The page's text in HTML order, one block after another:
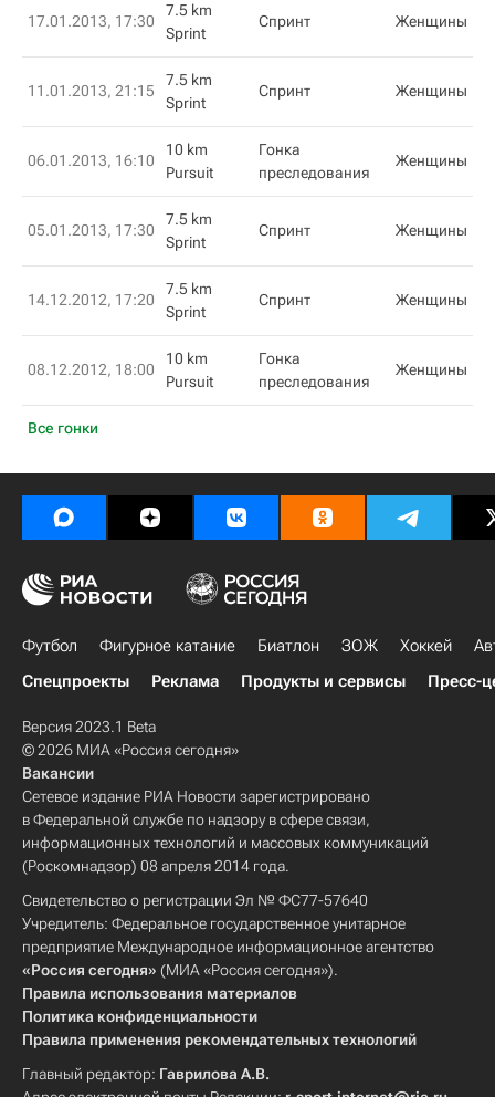
Все гонки
17.01.2013, 17:30
7.5 km
Sprint
Спринт Женщины
11.01.2013, 21:15
7.5 km
Sprint
Спринт Женщины
06.01.2013, 16:10
10 km
Pursuit
Гонка
преследования
Женщины
05.01.2013, 17:30
7.5 km
Sprint
Спринт Женщины
14.12.2012, 17:20
7.5 km
Sprint
Спринт Женщины
08.12.2012, 18:00
10 km
Pursuit
Гонка
преследования
Женщины
Футбол Фигурное катание Биатлон ЗОЖ Хоккей
Спецпроекты
Реклама Продукты и сервисы Пресс-
Версия 2023.1 Beta
© 2026 МИА «Россия сегодня»
Вакансии
Сетевое издание РИА Новости зарегистрировано
в Федеральной службе по надзору в сфере связи,
информационных технологий и массовых коммуникаций
(Роскомнадзор) 08 апреля 2014 года.
Свидетельство о регистрации Эл № ФС77-57640
Учредитель: Федеральное государственное унитарное
предприятие Международное информационное агентство
«Россия сегодня» (МИА «Россия сегодня»).
Правила использования материалов
Политика конфиденциальности
Правила применения рекомендательных технологий
Главный редактор: Гаврилова А.В.